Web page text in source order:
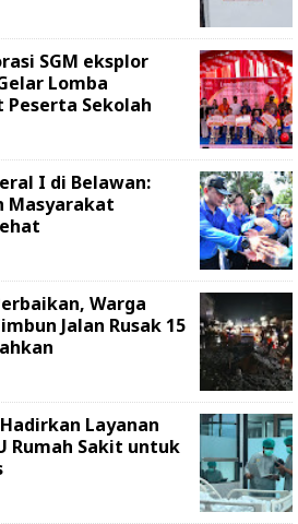
SGM eksplor
Lomba
Sekolah
I di Belawan:
Masyarakat
Warga
Jalan Rusak 15
Layanan
Rumah Sakit untuk